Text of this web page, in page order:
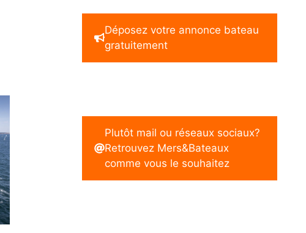
Déposez votre annonce bateau
gratuitement
Plutôt mail ou réseaux sociaux?
Retrouvez Mers&Bateaux
comme vous le souhaitez